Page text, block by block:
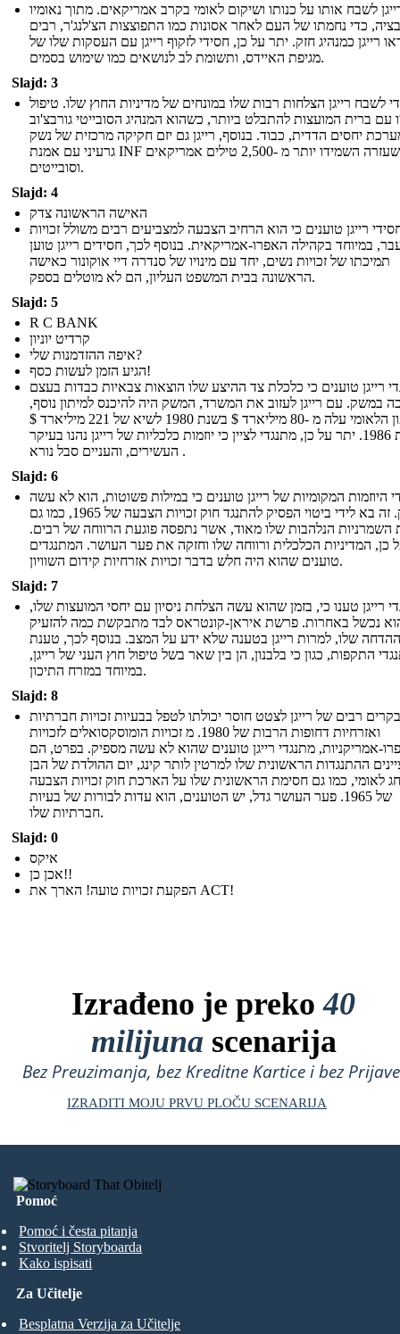
לשבח אותו על כנותו ושיקום לאומי בקרב אמריקאים. מתוך נאומיו
כדי נחמתו של העם לאחר אסונות כמו התפוצצות הצ'לנג'ר, רבים
רייגן כמנהיג חזק. יתר על כן, חסידי לזקוף רייגן עם העסקות שלו של
מגיפת האיידס, ותשומת לב לנושאים כמו שימוש בסמים.
Slajd: 3
לשבח רייגן הצלחות רבות שלו במונחים של מדיניות החוץ שלו. טיפול
עם ברית המועצות להתבלט ביותר, כשהוא המנהיג הסובייטי גורבצ'וב
יחסים הדדית, כבוד. בנוסף, רייגן גם יזם חקיקה מרכזית של נשק
גרעיני עם אמנת INF שלו שעזרה השמידו יותר מ -2,500 טילים אמריקאים
וסובייטים.
Slajd: 4
האישה הראשונה צדק
רייגן טוענים כי הוא הרחיב הצבעה למצביעים רבים משולל זכויות
במיוחד בקהילה האפרו-אמריקאית. בנוסף לכך, חסידים רייגן טוען
תמיכתו של זכויות נשים, יחד עם מינויו של סנדרה דיי אוקונור כאישה
הראשונה בבית המשפט העליון, הם לא מוטלים בספק.
Slajd: 5
R C BANK
קרדיט יוניון
איפה ההזדמנות שלי?
הגיע הזמן לעשות כסף!
רייגן טוענים כי כלכלת צד ההיצע שלו הוצאות צבאיות כבדות בעצם
במשק. עם רייגן לעזוב את המשרד, המשק היה להיכנס למיתון נוסף,
והגירעון הלאומי עלה מ -80 מיליארד $ בשנת 1980 לשיא של 221 מיליארד $
בשנת 1986. יתר על כן, מתנגדי לציין כי יוזמות כלכליות של רייגן נהנו בעיקר
העשירים, והעניים סבל נורא .
Slajd: 6
היוזמות המקומיות של רייגן טוענים כי במילות פשוטות, הוא לא עשה
מספיק. זה בא לידי ביטוי הפסיק להתנגד חוק זכויות הצבעה של 1965, כמו גם
השמרניות הנלהבות שלו מאוד, אשר נתפסה פוגעת הרווחה של רבים.
כן, המדיניות הכלכלית ורווחה שלו וחזקה את פער העושר. המתנגדים
טוענים שהוא היה חלש בדבר זכויות אזרחיות קידום השוויון.
Slajd: 7
רייגן טענו כי, בזמן שהוא עשה הצלחת ניסיון עם יחסי המועצות שלו,
נכשל באחרות. פרשת איראן-קונטראס לבד מתבקשת כמה להזעיק
ההדחה שלו, למרות רייגן בטענה שלא ידע על המצב. בנוסף לכך, טענת
התקפות, כגון כי בלבנון, הן בין שאר בשל טיפול חוץ העני של רייגן,
במיוחד במזרח התיכון.
Slajd: 8
רבים של רייגן לצטט חוסר יכולתו לטפל בבעיות זכויות חברתיות
ואזרחיות דחופות הרבות של 1980. מ זכויות הומוסקסואלים לזכויות
אמריקניות, מתנגדי רייגן טוענים שהוא לא עשה מספיק. בפרט, הם
ההתנגדות הראשונית שלו למרטין לותר קינג, יום ההולדת של הבן
לאומי, כמו גם חסימת הראשונית שלו על הארכת חוק זכויות הצבעה
של 1965. פער העושר גדל, יש הטוענים, הוא עדות לבורות של בעיות
חברתיות שלו.
Slajd: 0
איקס
אכן כן!!
הפקעת זכויות טועה! הארך את ACT!
Izrađeno je preko40
milijuna scenarija
Bez Preuzimanja, bez Kreditne Kartice i bez
IZRADITI MOJU PRVU PLOČU SCENARIJA
Pomoć
Pomoć i česta pitanja
Stvoritelj Storyboarda
Kako ispisati
Za Učitelje
Besplatna Verzija za Učitelje